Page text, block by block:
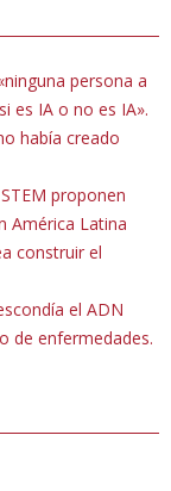
persona a
es IA o no es IA».
había creado
proponen
América Latina
construir el
el ADN
de enfermedades.